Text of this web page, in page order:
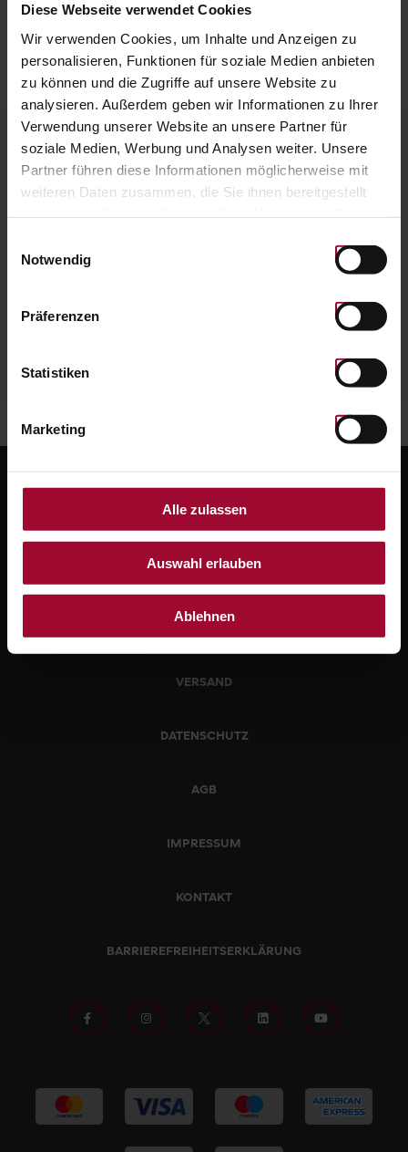
Diese Webseite verwendet Cookies
Wir verwenden Cookies, um Inhalte und Anzeigen zu
personalisieren, Funktionen für soziale Medien anbieten
zu können und die Zugriffe auf unsere Website zu
analysieren. Außerdem geben wir Informationen zu Ihrer
Verwendung unserer Website an unsere Partner für
soziale Medien, Werbung und Analysen weiter. Unsere
Partner führen diese Informationen möglicherweise mit
weiteren Daten zusammen, die Sie ihnen bereitgestellt
unsererDatenschutzerklärung
Notwendig
Präferenzen
Statistiken
Marketing
Alle zulassen
Auswahl erlauben
Ablehnen
ZUR STARTSEITE
WERTABFRAGE & DIGITALE ABLAGE
Barcode / QR-Code eingeben, Wert abfragen und
VERSAND
DATENSCHUTZ
AGB
IMPRESSUM
KONTAKT
BARRIEREFREIHEITSERKLÄRUNG